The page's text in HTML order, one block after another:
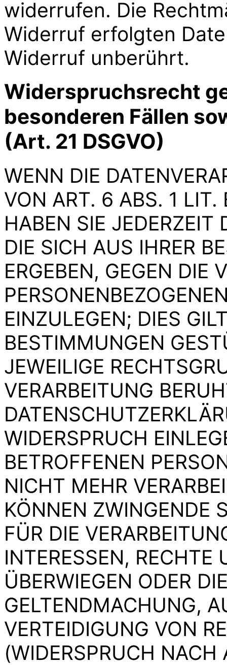
widerrufen. Die
Widerruf erfolgten
Widerruf unberührt.
Widerspruchsrecht
besonderen Fällen
(Art. 21 DSGVO)
WENN DIE
VON ART. 6 ABS. 1 LIT.
HABEN SIE JEDERZEIT
DIE SICH AUS IHRER
ERGEBEN, GEGEN DIE
EINZULEGEN; DIES
BESTIMMUNGEN
JEWEILIGE
VERARBEITUNG
WIDERSPRUCH
BETROFFENEN
NICHT MEHR
KÖNNEN ZWINGENDE
FÜR DIE
INTERESSEN, RECHTE
ÜBERWIEGEN ODER
GELTENDMACHUNG,
VERTEIDIGUNG VON
(WIDERSPRUCH NACH